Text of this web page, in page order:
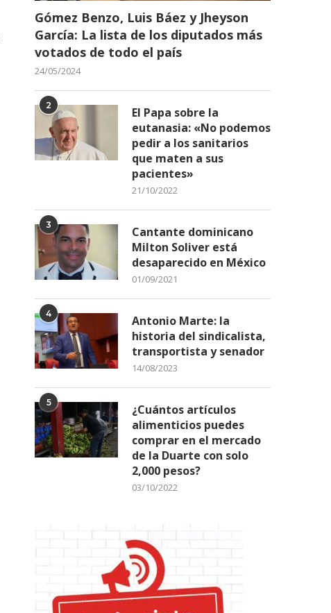
Gómez Benzo, Luis Báez y Jheyson
García: La lista de los diputados más
votados de todo el país
24/05/2024
2
El Papa sobre la
eutanasia: «No podemos
pedir a los sanitarios
que maten a sus
pacientes»
21/10/2022
3
Cantante dominicano
Milton Soliver está
desaparecido en México
01/09/2021
4
Antonio Marte: la
historia del sindicalista,
transportista y senador
14/08/2023
5
¿Cuántos artículos
alimenticios puedes
comprar en el mercado
de la Duarte con solo
2,000 pesos?
03/10/2022